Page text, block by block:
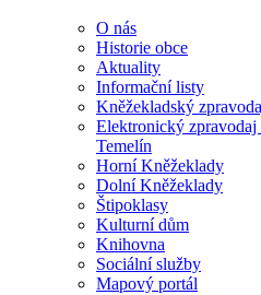
O nás
Historie obce
Aktuality
Informační listy
Kněžekladský
Elektronický
Temelín
Horní Kněžeklady
Dolní Kněžeklady
Štipoklasy
Kulturní dům
Knihovna
Sociální služby
Mapový portál